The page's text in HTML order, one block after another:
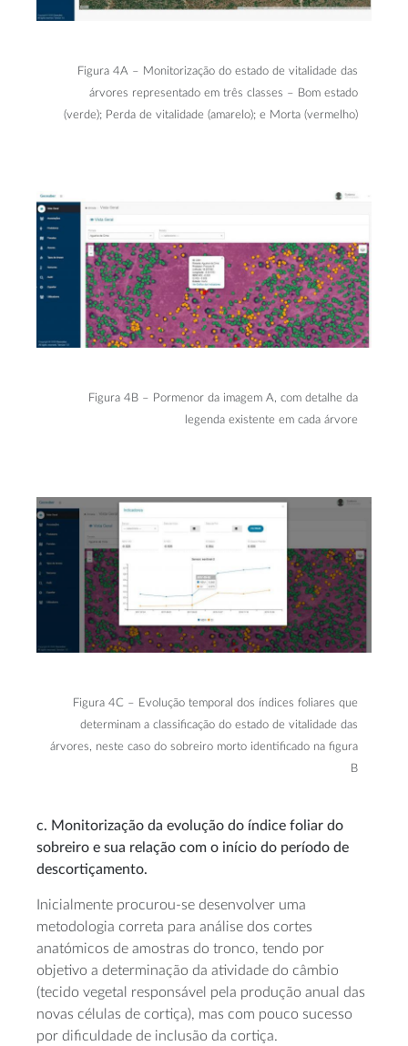
Figura 4A – Monitorização do estado de vitalidade das
árvores representado em três classes – Bom estado
(verde); Perda de vitalidade (amarelo); e Morta (vermelho)
Figura 4B – Pormenor da imagem A, com detalhe da
legenda existente em cada árvore
Figura 4C – Evolução temporal dos índices foliares que
determinam a classificação do estado de vitalidade das
árvores, neste caso do sobreiro morto identificado na figura
B
c. Monitorização da evolução do índice foliar do
sobreiro e sua relação com o início do período de
descortiçamento.
Inicialmente procurou-se desenvolver uma
metodologia correta para análise dos cortes
anatómicos de amostras do tronco, tendo por
objetivo a determinação da atividade do câmbio
(tecido vegetal responsável pela produção anual das
novas células de cortiça), mas com pouco sucesso
por dificuldade de inclusão da cortiça.